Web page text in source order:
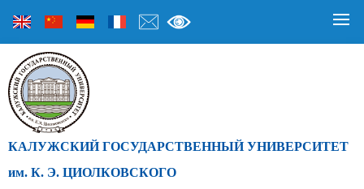
КАЛУЖСКИЙ ГОСУДАРСТВЕННЫЙ УНИВЕРСИТЕТ
им. К. Э. ЦИОЛКОВСКОГО